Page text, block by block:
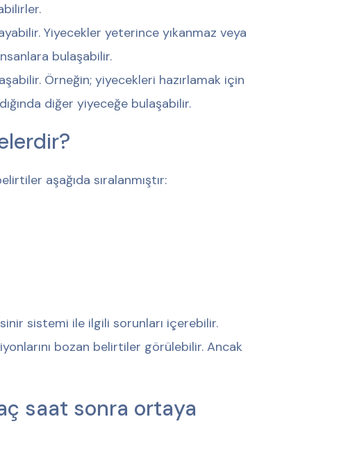
Yiyecekler yeterince yıkanmaz veya
bulaşabilir.
Örneğin; yiyecekleri hazırlamak için
diğer yiyeceğe bulaşabilir.
aşağıda sıralanmıştır:
sistemi ile ilgili sorunları içerebilir.
bozan belirtiler görülebilir. Ancak
saat sonra ortaya